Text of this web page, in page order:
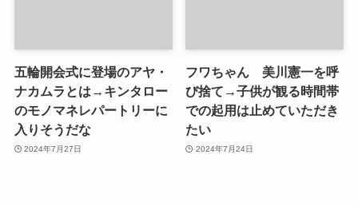
五輪開会式に登場のアヤ・
ナカムラとは→キンタロー
のモノマネレパートリーに
入りそうだな
2024年7月27日
フワちゃん 美川憲一を呼
び捨て→子供が観る時間帯
での起用は止めていただき
たい
2024年7月24日